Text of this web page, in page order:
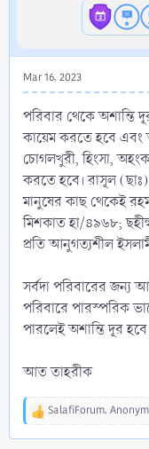
Mar 16, 2023
পরিবার থেকে অশান্তি
কায়েম করতে হবে এবং
চোগলখুরী, হিংসা,
করতে হবে। রাসূল (ছাঃ)
মানুষের কাছ থেকেই
মিশকাত হা/৪৯৬৮;
প্রতি আনুগত্যশীল
সর্বদা পরিবারের জন্য
পরিবারে পারস্পরিক
পারলেই অশান্তি দূর
আত তাহরীক
R
SalafiForum,